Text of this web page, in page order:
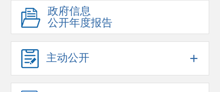
政府信息
公开年度报告
主动公开 +